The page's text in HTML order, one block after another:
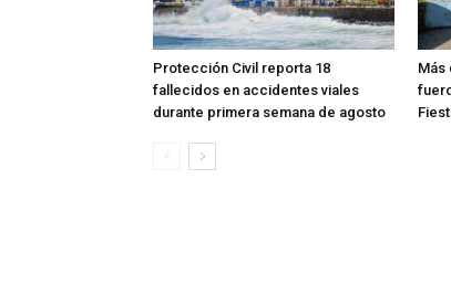
Protección Civil reporta 18
fallecidos en accidentes viales
durante primera semana de agosto
Más